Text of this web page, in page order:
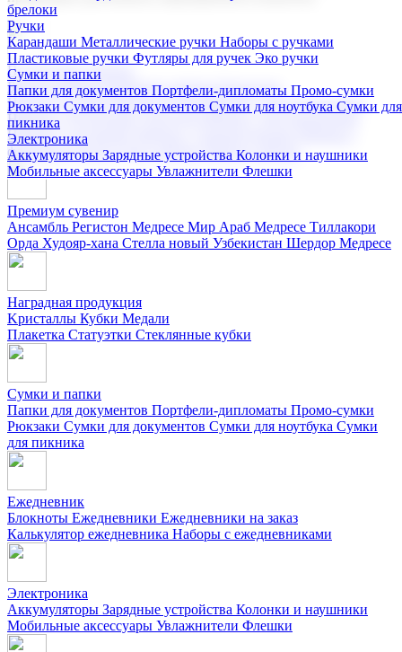
брелоки
Ручки
Карандаши Металлические ручки Наборы с ручками
Пластиковые ручки Футляры для ручек Эко ручки
Сумки и папки
Папки для документов Портфели-дипломаты Промо-сумки
Рюкзаки Сумки для документов Сумки для ноутбука Сумки для
пикника
Электроника
Аккумуляторы Зарядные устройства Колонки и наушники
Мобильные аксессуары Увлажнители Флешки
Подарочные наборы
Бизнес наборыКофейные наборы Кошельки
Наборы из кожиНаборы ручекНаборы с аккумуляторами
Наборы с бутылками для воды
Наборы с ежедневниками
Наборы с кружками
флешкамиНовогодние наборыЧайные наборы
Премиум сувенир
Ансамбль Регистон Медресе Мир Араб Медресе Тиллакори
Орда Худояр-хана Стелла новый Узбекистан Шердор Медресе
Наградная продукция
Kристаллы Кубки Медали
Плакетка Статуэтки Стеклянные кубки
Сумки и папки
Папки для документов Портфели-дипломаты Промо-сумки
Рюкзаки Сумки для документов Сумки для ноутбука Сумки
для пикника
Ежедневник
Блокноты Ежедневники Ежедневники на заказ
Калькулятор ежедневника Наборы с ежедневниками
Электроника
Аккумуляторы Зарядные устройства Колонки и наушники
Мобильные аксессуары Увлажнители Флешки